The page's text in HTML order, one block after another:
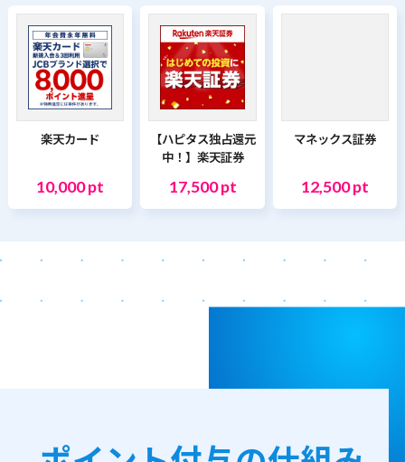
楽天カード
10,000 pt
【ハピタス独占還元
中！】楽天証券
17,500 pt
マネックス証券
12,500 pt